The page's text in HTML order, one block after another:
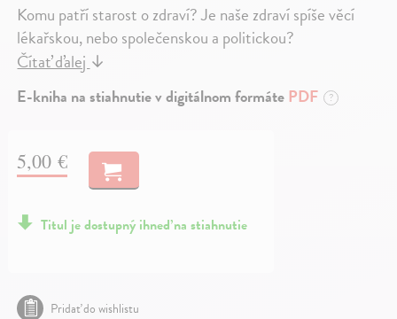
Komu patří starost o zdraví? Je naše zdraví spíše věcí
lékařskou, nebo společenskou a politickou?
Čítať ďalej↓
E-kniha na stiahnutie v digitálnom formátePDF ?
5,00 €
Titul je dostupný ihneď na stiahnutie
Pridať do wishlistu